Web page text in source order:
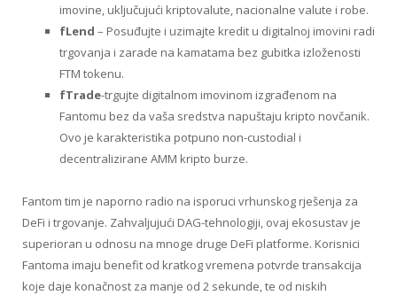
imovine, uključujući kriptovalute, nacionalne valute i robe.
fLend – Posuđujte i uzimajte kredit u digitalnoj imovini radi
trgovanja i zarade na kamatama bez gubitka izloženosti
FTM tokenu.
fTrade-trgujte digitalnom imovinom izgrađenom na
Fantomu bez da vaša sredstva napuštaju kripto novčanik.
Ovo je karakteristika potpuno non-custodial i
decentralizirane AMM kripto burze.
Fantom tim je naporno radio na isporuci vrhunskog rješenja za
DeFi i trgovanje. Zahvaljujući DAG-tehnologiji, ovaj ekosustav je
superioran u odnosu na mnoge druge DeFi platforme. Korisnici
Fantoma imaju benefit od kratkog vremena potvrde transakcija
koje daje konačnost za manje od 2 sekunde, te od niskih